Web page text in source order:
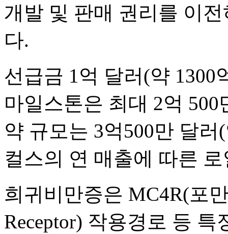
개발 및 판매 권리를 이
다.
선급금 1억 달러(약 1300
마일스톤은 최대 2억
약 규모는 3억500만 달
컬스의 연 매출에 따른
희귀비만증은 MC4R(포
Receptor) 작용경로 등